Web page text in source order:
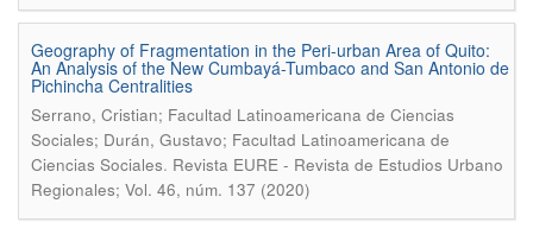
Geography of Fragmentation in the Peri-urban Area of Quito:
An Analysis of the New Cumbayá-Tumbaco and San Antonio de
Pichincha Centralities
Serrano, Cristian; Facultad Latinoamericana de Ciencias
Sociales; Durán, Gustavo; Facultad Latinoamericana de
Ciencias Sociales. Revista EURE - Revista de Estudios Urbano
Regionales; Vol. 46, núm. 137 (2020)